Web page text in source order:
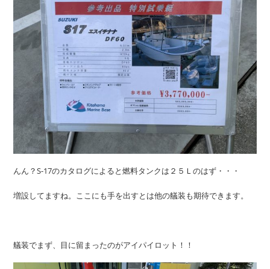
んん？S-17のカタログによると燃料タンクは２５Ｌのはず・・・
増設してますね。ここにも手を出すとは他の艤装も期待できます。
艤装でまず、目に留まったのがアイパイロット！！